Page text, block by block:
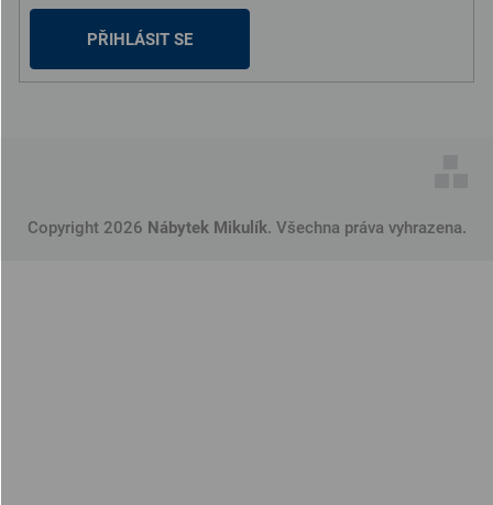
PŘIHLÁSIT SE
Copyright 2026 Nábytek Mikulík. Všechna práva vyhrazena.